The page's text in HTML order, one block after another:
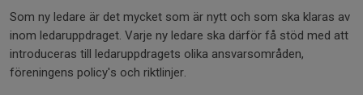
Som ny ledare är det mycket som är nytt och som ska klaras av
inom ledaruppdraget. Varje ny ledare ska därför få stöd med att
introduceras till ledaruppdragets olika ansvarsområden,
föreningens policy's och riktlinjer.